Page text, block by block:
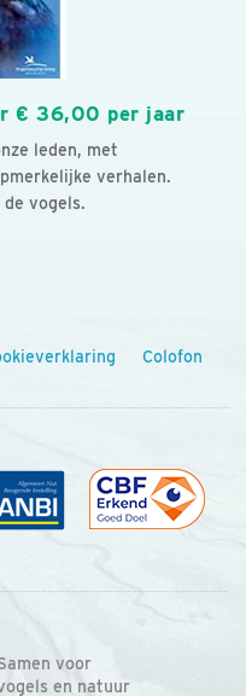
€ 36,00 per jaar
leden, met
verhalen.
vogels.
Colofon
voor
en natuur